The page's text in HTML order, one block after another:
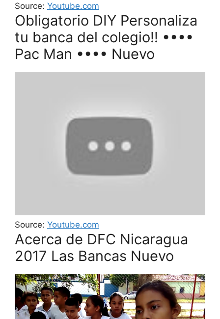
Source: Youtube.com
Obligatorio DIY Personaliza
tu banca del colegio!! ••••
Pac Man •••• Nuevo
Source: Youtube.com
Acerca de DFC Nicaragua
2017 Las Bancas Nuevo